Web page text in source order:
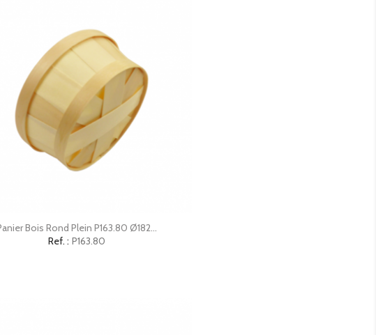
Bois Rond Plein P163.80 Ø182...
Ref. : P163.80
Aperçu rapide